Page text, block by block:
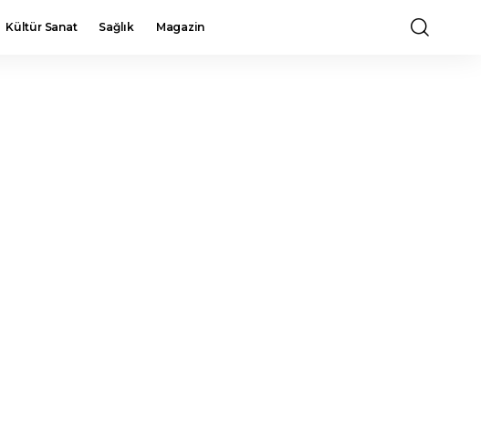
Kültür Sanat Sağlık Magazin